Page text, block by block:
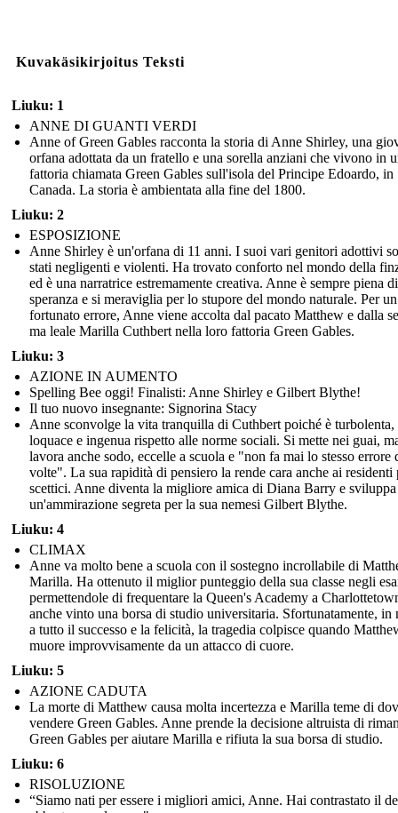
Kuvakäsikirjoitus Teksti
Liuku: 1
ANNE DI GUANTI VERDI
Anne of Green Gables racconta la storia di Anne Shirley, una
orfana adottata da un fratello e una sorella anziani che vivono in
fattoria chiamata Green Gables sull'isola del Principe Edoardo, in
Canada. La storia è ambientata alla fine del 1800.
Liuku: 2
ESPOSIZIONE
Anne Shirley è un'orfana di 11 anni. I suoi vari genitori adottivi
stati negligenti e violenti. Ha trovato conforto nel mondo della
ed è una narratrice estremamente creativa. Anne è sempre piena di
speranza e si meraviglia per lo stupore del mondo naturale. Per un
fortunato errore, Anne viene accolta dal pacato Matthew e dalla
ma leale Marilla Cuthbert nella loro fattoria Green Gables.
Liuku: 3
AZIONE IN AUMENTO
Spelling Bee oggi! Finalisti: Anne Shirley e Gilbert Blythe!
Il tuo nuovo insegnante: Signorina Stacy
Anne sconvolge la vita tranquilla di Cuthbert poiché è turbolenta,
loquace e ingenua rispetto alle norme sociali. Si mette nei guai,
lavora anche sodo, eccelle a scuola e "non fa mai lo stesso errore
volte". La sua rapidità di pensiero la rende cara anche ai residenti
scettici. Anne diventa la migliore amica di Diana Barry e sviluppa
un'ammirazione segreta per la sua nemesi Gilbert Blythe.
Liuku: 4
CLIMAX
Anne va molto bene a scuola con il sostegno incrollabile di
Marilla. Ha ottenuto il miglior punteggio della sua classe negli
permettendole di frequentare la Queen's Academy a
anche vinto una borsa di studio universitaria. Sfortunatamente, in
a tutto il successo e la felicità, la tragedia colpisce quando
muore improvvisamente da un attacco di cuore.
Liuku: 5
AZIONE CADUTA
La morte di Matthew causa molta incertezza e Marilla teme di
vendere Green Gables. Anne prende la decisione altruista di
Green Gables per aiutare Marilla e rifiuta la sua borsa di studio.
Liuku: 6
RISOLUZIONE
“Siamo nati per essere i migliori amici, Anne. Hai contrastato il